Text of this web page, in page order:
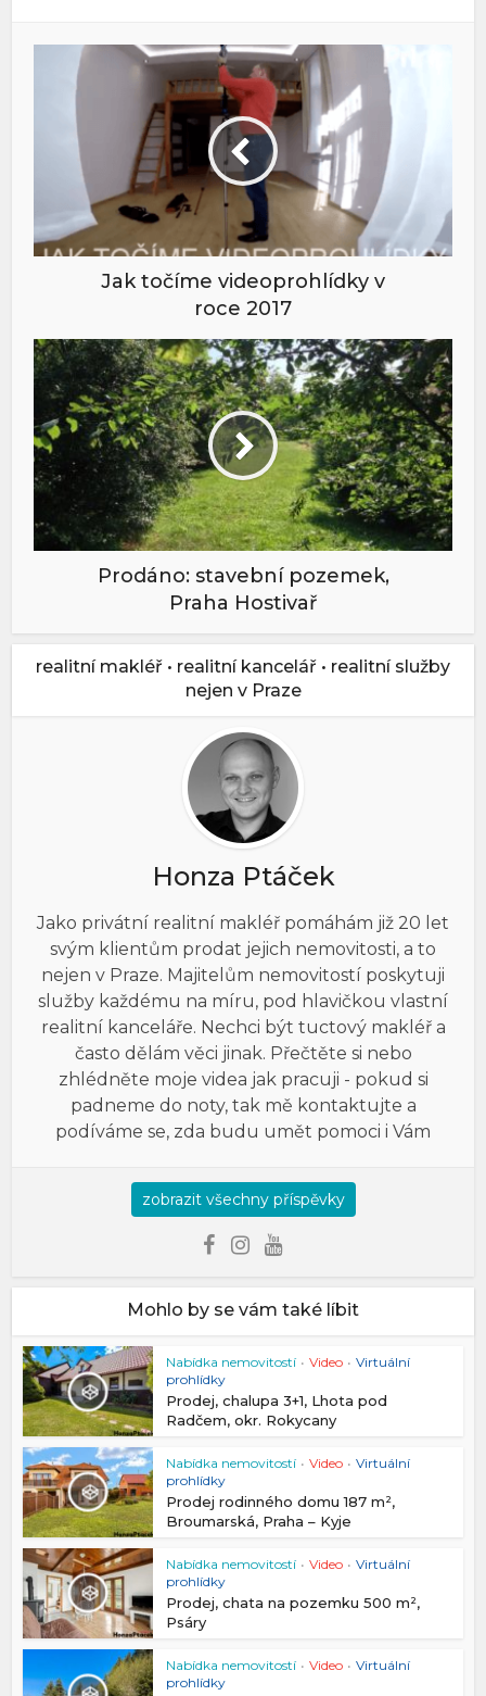
Jak točíme videoprohlídky v
roce 2017
Prodáno: stavební pozemek,
Praha Hostivař
realitní makléř • realitní kancelář • realitní služby
nejen v Praze
Honza Ptáček
Jako privátní realitní makléř pomáhám již 20 let
svým klientům prodat jejich nemovitosti, a to
nejen v Praze. Majitelům nemovitostí poskytuji
služby každému na míru, pod hlavičkou vlastní
realitní kanceláře. Nechci být tuctový makléř a
často dělám věci jinak. Přečtěte si nebo
zhlédněte moje videa jak pracuji - pokud si
padneme do noty, tak mě kontaktujte a
podíváme se, zda budu umět pomoci i Vám
zobrazit všechny příspěvky
Mohlo by se vám také líbit
Nabídka nemovitostí • Video • Virtuální
prohlídky
Prodej, chalupa 3+1, Lhota pod
Radčem, okr. Rokycany
Nabídka nemovitostí • Video • Virtuální
prohlídky
Prodej rodinného domu 187 m²,
Broumarská, Praha – Kyje
Nabídka nemovitostí • Video • Virtuální
prohlídky
Prodej, chata na pozemku 500 m²,
Psáry
Nabídka nemovitostí • Video • Virtuální
prohlídky